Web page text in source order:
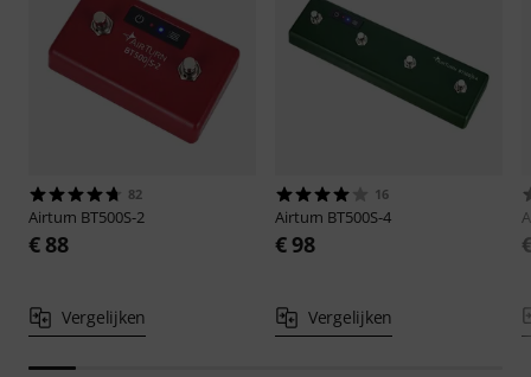
82
Airturn BT500S-2
€ 88
Vergelijken
16
Airturn BT500S-4
€ 98
Vergelijken